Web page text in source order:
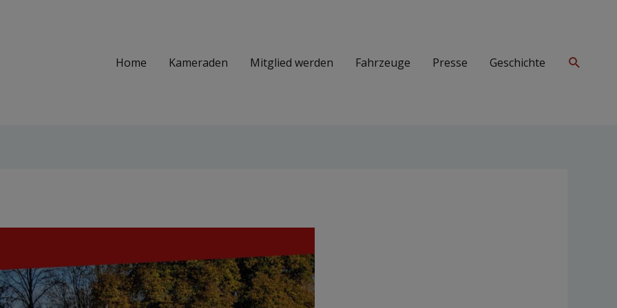
Home
Kameraden Mitglied werden Fahrzeuge Presse Geschichte Suchen